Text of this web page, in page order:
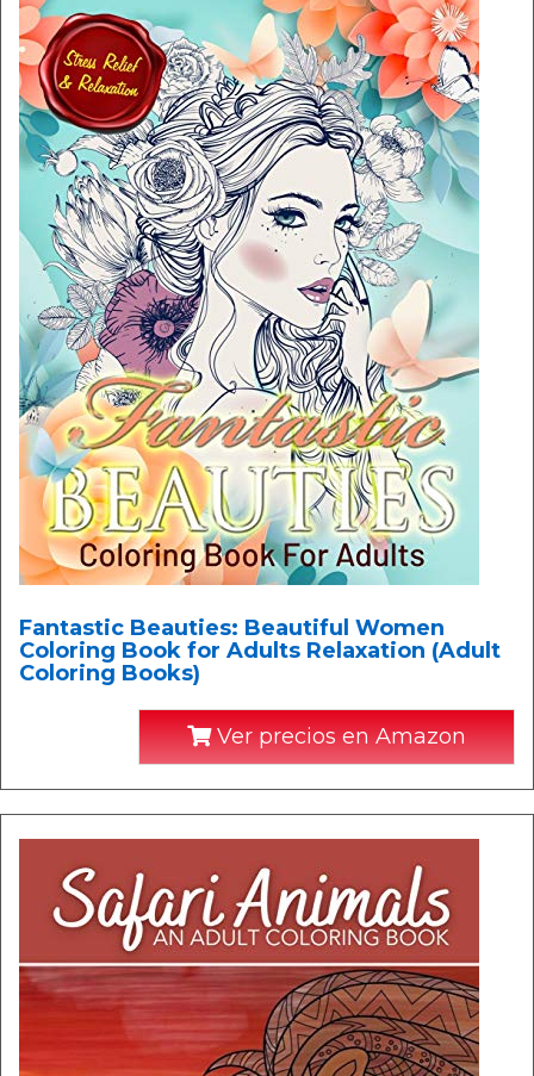
Fantastic Beauties: Beautiful Women
Coloring Book for Adults Relaxation (Adult
Coloring Books)
Ver precios en Amazon